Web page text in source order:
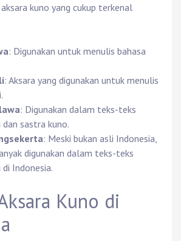
kuno yang cukup terkenal
: Digunakan untuk menulis bahasa
: Aksara yang digunakan untuk menulis
: Digunakan dalam teks-teks
dan sastra kuno.
: Meski bukan asli Indonesia,
digunakan dalam teks-teks
Indonesia.
Kuno di